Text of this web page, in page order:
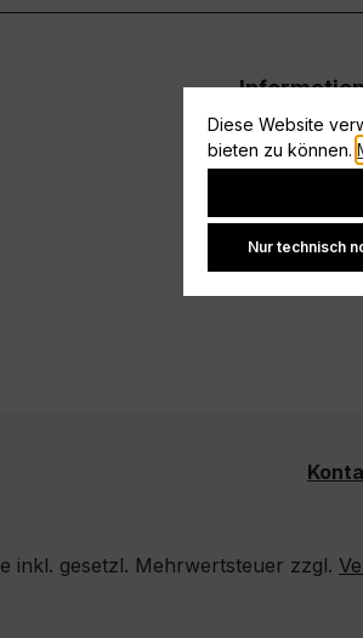
Vertrag
Datenschutz
inkl. gesetzl. Mehrwertsteuer zzgl.
Diese Website
bieten zu können.
Cookie-
Nur technisch